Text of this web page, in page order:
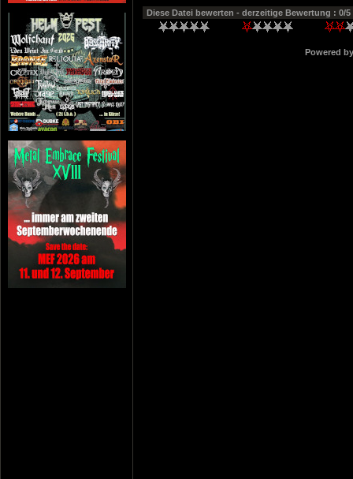
Diese Datei bewerten - derzeitige Bewertung : 0/
Powered